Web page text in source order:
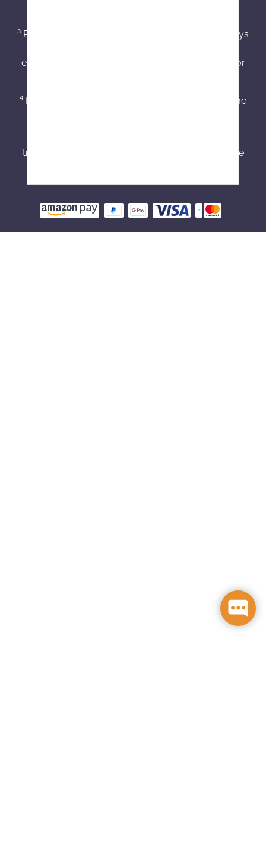
³ Products with a delivery time of 7 - 14 working days
excluded from the right of withdrawal, exchange or
⁴ Min. one piece in stock, for reorders - delivery time
translation. We apologize for any inaccuracies. The